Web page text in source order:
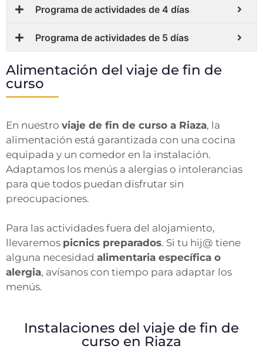
Programa de actividades de 4 días
Programa de actividades de 5 días
Alimentación del viaje de fin de
curso
En nuestro viaje de fin de curso a Riaza, la
alimentación está garantizada con una cocina
equipada y un comedor en la instalación.
Adaptamos los menús a alergias o intolerancias
para que todos puedan disfrutar sin
preocupaciones.
Para las actividades fuera del alojamiento,
llevaremos picnics preparados. Si tu hij@ tiene
alguna necesidad alimentaria específica o
alergia, avísanos con tiempo para adaptar los
menús.
Instalaciones del viaje de fin de
curso en Riaza